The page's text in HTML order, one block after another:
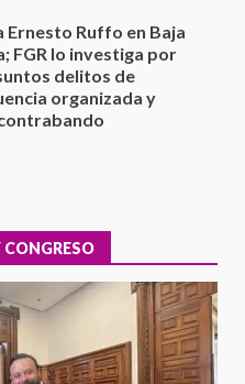
carretera Oaxaca-
instalaciones de la
Secundaria General
Sáenz Garza
justicia social para
Oaxaca
CONGRESO